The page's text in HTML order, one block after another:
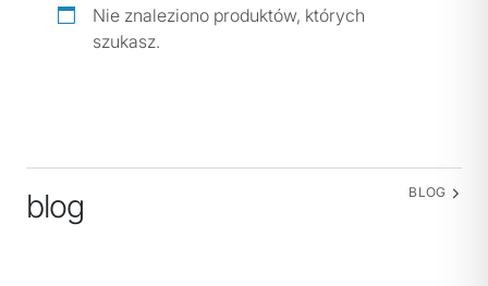
Nie znaleziono produktów, których
szukasz.
blog BLOG